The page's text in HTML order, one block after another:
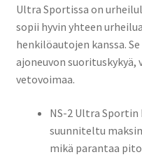
Ultra Sportissa on
sopii hyvin yhteen
henkilöautojen kanssa.
ajoneuvon suorituskykyä,
vetovoimaa.
NS-2 Ultra
suunniteltu
mikä parantaa